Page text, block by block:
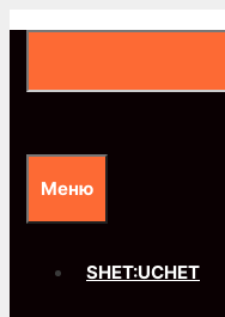
Меню
SHET:UCHET